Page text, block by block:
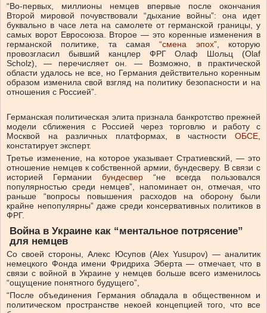
“Во-первых, миллионы немцев впервые после окончания
Второй мировой почувствовали “дыхание войны”: она идет
буквально в часе лета на самолете от германской границы, у
самых ворот Евросоюза. Второе — это коренные изменения в
германской политике, та самая“смена эпох”, которую
провозгласил бывший канцлер ФРГ Олаф Шольц (Olaf
Scholz), — перечисляет он. — Возможно, в практической
области удалось не все, но Германия действительно коренным
образом изменила свой взгляд на политику безопасности и на
отношения с Россией”.
Германская политическая элита признала банкротство прежней
модели сближения с Россией через торговлю и работу с
Москвой на различных платформах, в частности ОБСЕ
констатирует эксперт.
Третье изменение, на которое указывает Стратиевский, — это
отношение немцев к собственной армии, бундесверу. В связи с
историей Германии бундесвер “не всегда пользовался
популярностью среди немцев”, напоминает он, отмечая, что
раньше “вопросы повышения расходов на оборону были
крайне непопулярны” даже среди консервативных политиков в
ФРГ.
Война в Украине как “ментальное потрясение”
для немцев
Со своей стороны, Алекс Юсупов (Alex Yusupov) — аналитик
немецкого Фонда имени Фридриха Эберта — отмечает, что в
связи с войной в Украине у немцев больше всего изменилось
“ощущение понятного будущего”,
“После объединения Германия обладала в общественном и
политическом пространстве некоей концепцией того, что все